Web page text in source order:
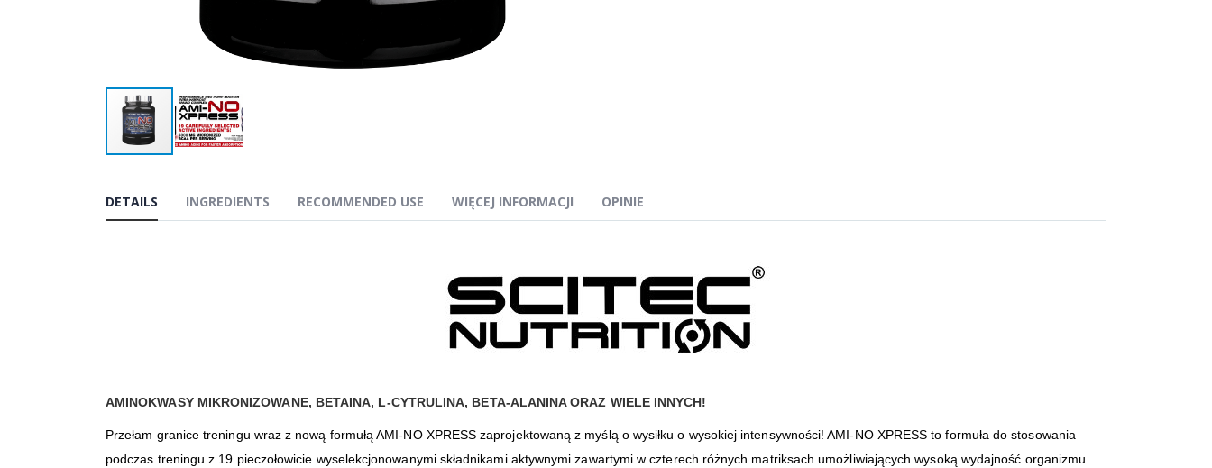
początek
DETAILS
AMINOKWASY MIKRONIZOWANE, BETAINA, L-CYTRULINA, BETA-ALANINA ORAZ WIELE INNYCH!
Przełam granice treningu wraz z nową formułą AMI-NO XPRESS zaprojektowaną z myślą o wysiłku o wysokiej intensywności! AMI-NO XPRESS to formuła do stosowania
podczas treningu z 19 pieczołowicie wyselekcjonowanymi składnikami aktywnymi zawartymi w czterech różnych matriksach umożliwiających wysoką wydajność organizmu
INGREDIENTS RECOMMENDED USE WIĘCEJ INFORMACJI OPINIE